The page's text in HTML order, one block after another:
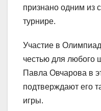
признано одним из
турнире.
Участие в
честью для любого
Павла Овчарова в
подтверждают его
игры.